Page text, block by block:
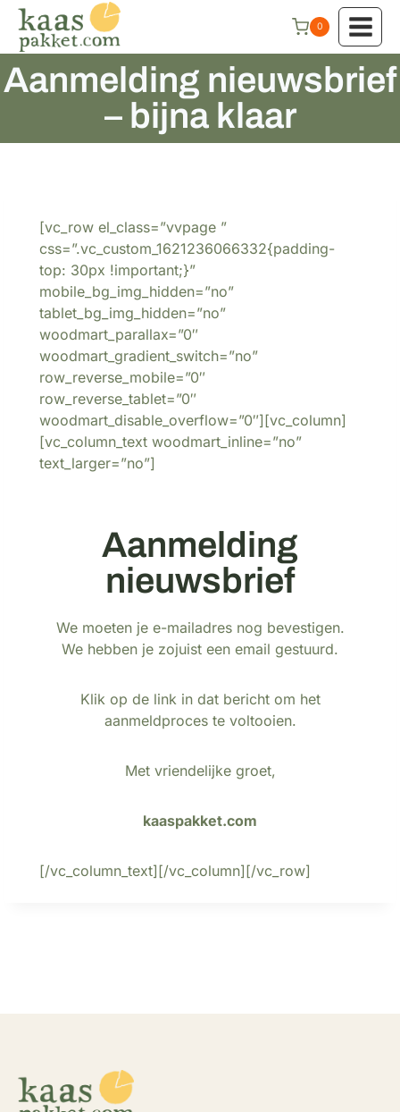
Doorgaan
naar
inhoud
0
Aanmelding nieuwsbrief
– bijna klaar
[vc_row el_class=”vvpage ”
css=”.vc_custom_1621236066332{padding-
top: 30px !important;}”
mobile_bg_img_hidden=”no”
tablet_bg_img_hidden=”no”
woodmart_parallax=”0″
woodmart_gradient_switch=”no”
row_reverse_mobile=”0″
row_reverse_tablet=”0″
woodmart_disable_overflow=”0″][vc_column]
[vc_column_text woodmart_inline=”no”
text_larger=”no”]
Aanmelding
nieuwsbrief
We moeten je e-mailadres nog bevestigen.
We hebben je zojuist een email gestuurd.
Klik op de link in dat bericht om het
aanmeldproces te voltooien.
Met vriendelijke groet,
kaaspakket.com
[/vc_column_text][/vc_column][/vc_row]